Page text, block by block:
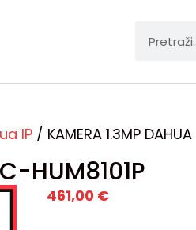
IP / KAMERA 1.3MP
HUM8101P
461,00 €